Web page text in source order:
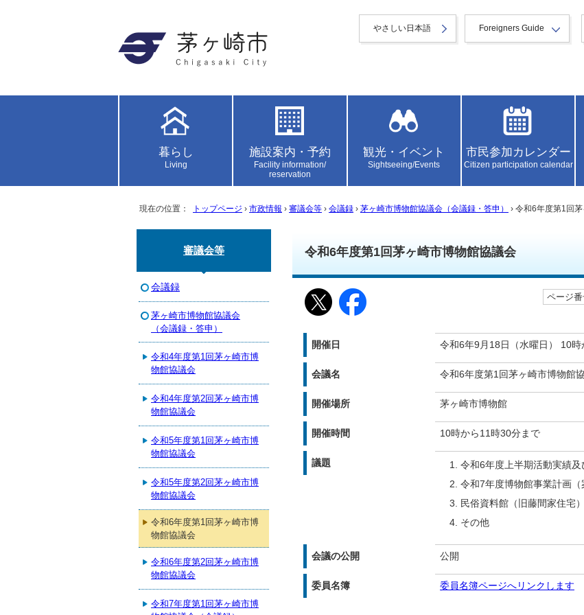
やさしい日本語 Foreigners Guide
暮らし
Living
施設案内・予約
Facility information/
reservation
観光・イベント
Sightseeing/Events
市民参加カレンダー
Citizen participation calendar
現在の位置： トップページ › 市政情報 › 審議会等 › 会議録 › 茅ヶ崎市博物館協議会（会議録・答申） › 令和6年度第1回
令和6年度第1回茅ヶ崎市博物館協議会
ページ
開催日 令和6年9月18日（水曜日） 10
会議名 令和6年度第1回茅ヶ崎市博物館
開催場所 茅ヶ崎市博物館
開催時間 10時から11時30分まで
議題
令和6年度上半期活動実績及
令和7年度博物館事業計画（
民俗資料館（旧藤間家住宅
その他
会議の公開 公開
委員名簿 委員名簿ページへリンクします
審議会等
会議録
茅ヶ崎市博物館協議会
（会議録・答申）
令和4年度第1回茅ヶ崎市博
物館協議会
令和4年度第2回茅ヶ崎市博
物館協議会
令和5年度第1回茅ヶ崎市博
物館協議会
令和5年度第2回茅ヶ崎市博
物館協議会
令和6年度第1回茅ヶ崎市博
物館協議会
令和6年度第2回茅ヶ崎市博
物館協議会
令和7年度第1回茅ヶ崎市博